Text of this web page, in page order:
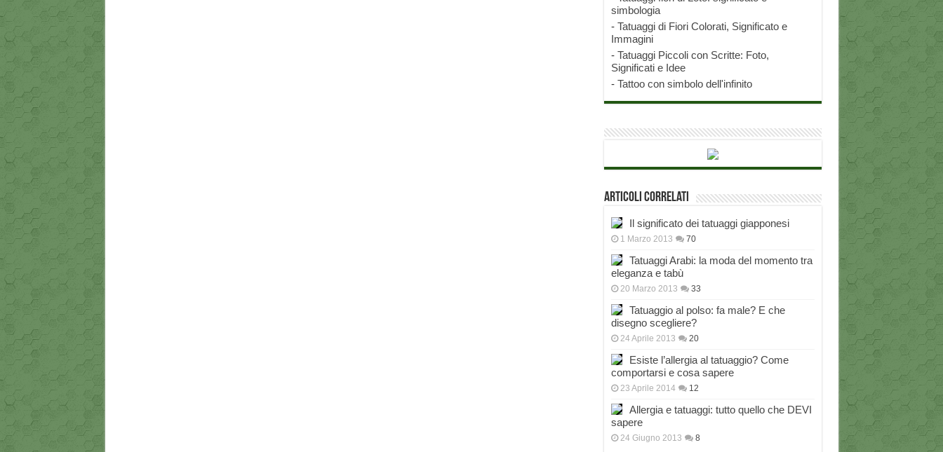
simbologia
- Tatuaggi di Fiori Colorati, Significato e
Immagini
- Tatuaggi Piccoli con Scritte: Foto,
Significati e Idee
- Tattoo con simbolo dell'infinito
Articoli correlati
Il significato dei tatuaggi giapponesi
1 Marzo 2013 70
Tatuaggi Arabi: la moda del momento tra
eleganza e tabù
20 Marzo 2013 33
Tatuaggio al polso: fa male? E che
disegno scegliere?
24 Aprile 2013 20
Esiste l’allergia al tatuaggio? Come
comportarsi e cosa sapere
23 Aprile 2014 12
Allergia e tatuaggi: tutto quello che DEVI
sapere
24 Giugno 2013 8